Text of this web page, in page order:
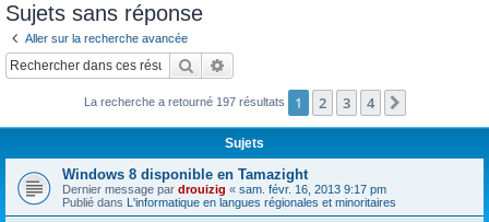
c
Sujets sans réponse
Aller sur la recherche avancée
Rechercher
La recherche a retourné 197 résultats 1 2 3 4
Sujets
Windows 8 disponible en Tamazight
Dernier message par drouizig « sam. févr. 16, 2013 9:17 pm
Publié dans L'informatique en langues régionales et minoritaires